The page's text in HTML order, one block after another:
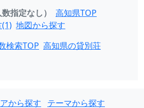
指定なし）
高知県TOP
地図から探す
検索TOP 高知県の貸別荘
から探す
テーマから探す